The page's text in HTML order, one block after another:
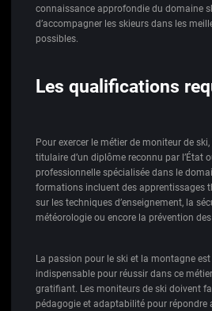
connaissance approfondie du domaine
d’accompagner les skieurs dans les
possibles.
Les qualifications
Pour exercer le métier de moniteur de ski,
titulaire d’un diplôme reconnu par l’État
professionnelle spécialisée dans le
formations incluent des apprentissages
sur les techniques d’enseignement, la
météorologie ou encore la prévention
La passion pour le ski et la montagne
indispensable pour réussir dans ce
gratifiant. Les moniteurs de ski doivent
pédagogie et adaptabilité pour répondre